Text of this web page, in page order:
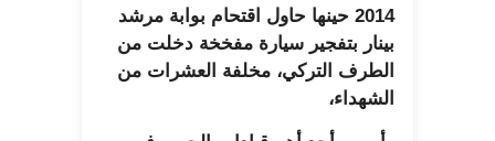
2014 حينها حاول اقتحام بوابة مرشد
بينار بتفجير سيارة مفخخة دخلت من
الطرف التركي، مخلفة العشرات من
الشهداء،